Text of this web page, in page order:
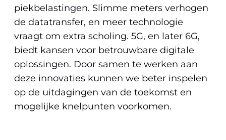
piekbelastingen. Slimme meters verhogen
de datatransfer, en meer technologie
vraagt om extra scholing. 5G, en later 6G,
biedt kansen voor betrouwbare digitale
oplossingen. Door samen te werken aan
deze innovaties kunnen we beter inspelen
op de uitdagingen van de toekomst en
mogelijke knelpunten voorkomen.